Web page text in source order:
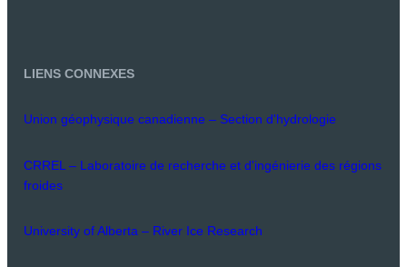
LIENS CONNEXES
Union géophysique canadienne – Section d'hydrologie
CRREL – Laboratoire de recherche et d'ingénierie des régions
froides
University of Alberta – River Ice Research